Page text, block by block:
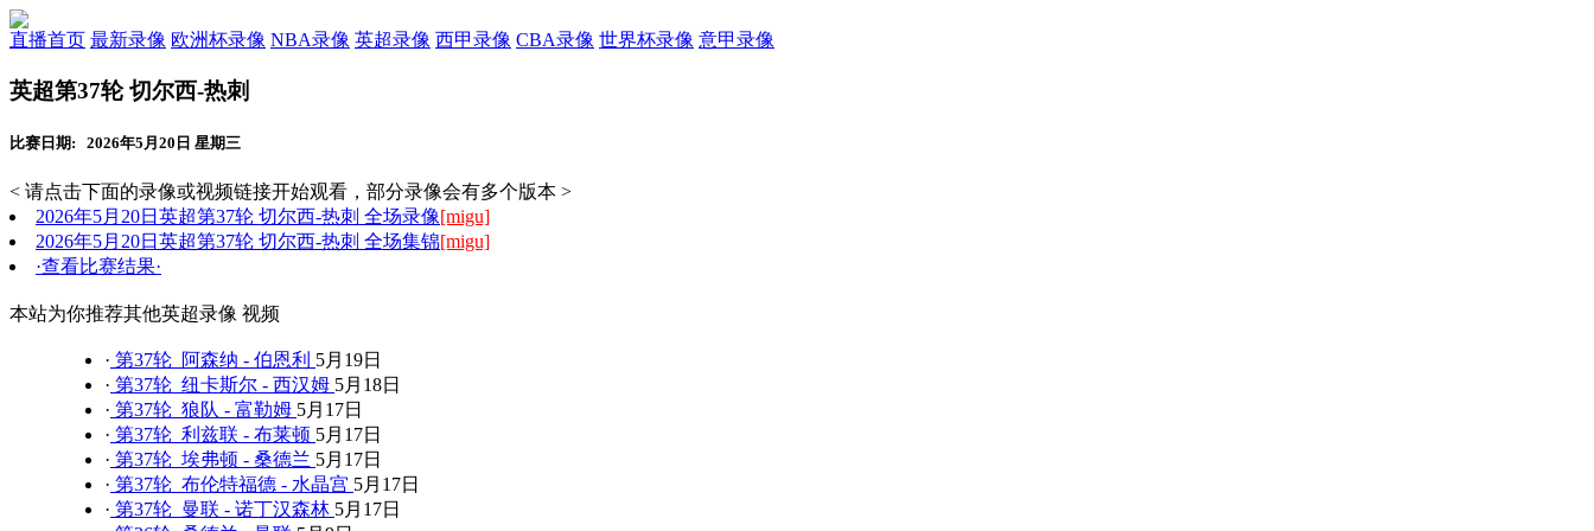
直播首页 最新录像 欧洲杯录像 NBA录像 英超录像 西甲录像 CBA录像 世界杯录像 意甲录像
英超第37轮 切尔西-热刺
比赛日期: 2026年5月20日 星期三
< 请点击下面的录像或视频链接开始观看，部分录像会有多个版本 >
2026年5月20日英超第37轮 切尔西-热刺 全场录像[migu]
2026年5月20日英超第37轮 切尔西-热刺 全场集锦[migu]
·查看比赛结果·
本站为你推荐其他英超录像 视频
· 第37轮 阿森纳 - 伯恩利 5月19日
· 第37轮 纽卡斯尔 - 西汉姆 5月18日
· 第37轮 狼队 - 富勒姆 5月17日
· 第37轮 利兹联 - 布莱顿 5月17日
· 第37轮 埃弗顿 - 桑德兰 5月17日
· 第37轮 布伦特福德 - 水晶宫 5月17日
· 第37轮 曼联 - 诺丁汉森林 5月17日